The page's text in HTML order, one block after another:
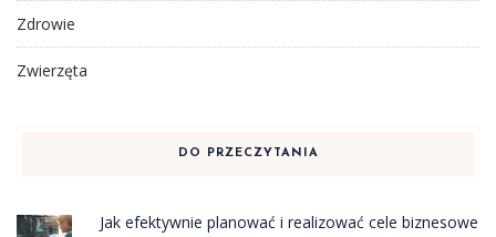
Zdrowie
Zwierzęta
DO PRZECZYTANIA
Jak efektywnie planować i realizować cele biznesowe